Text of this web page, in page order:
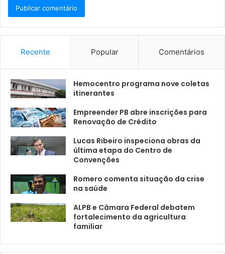
Recente Popular Comentários
Hemocentro programa nove coletas
itinerantes
Empreender PB abre inscrições para
Renovação de Crédito
Lucas Ribeiro inspeciona obras da
última etapa do Centro de
Convenções
Romero comenta situação da crise
na saúde
ALPB e Câmara Federal debatem
fortalecimento da agricultura
familiar